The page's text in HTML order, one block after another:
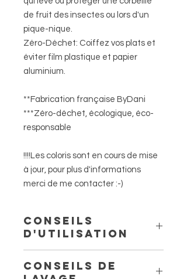
de fruit des insectes ou lors d'un
pique-nique.
Zéro-Déchet: Coiffez vos plats et
éviter film plastique et papier
aluminium.
**Fabrication française ByDani
***Zéro-déchet, écologique, éco-
responsable
!!!!Les coloris sont en cours de mise
à jour, pour plus d'informations
merci de me contacter :-)
Conseils
d'utilisation
récipient et la faire défiler pour
Conseils de